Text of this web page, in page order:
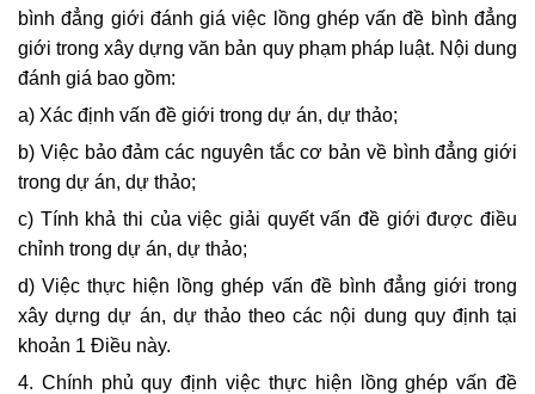
bình đẳng giới đánh giá việc lồng ghép vấn đề bình đẳng
giới trong xây dựng văn bản quy phạm pháp luật. Nội dung
đánh giá bao gồm:
a) Xác định vấn đề giới trong dự án, dự thảo;
b) Việc bảo đảm các nguyên tắc cơ bản về bình đẳng giới
trong dự án, dự thảo;
c) Tính khả thi của việc giải quyết vấn đề giới được điều
chỉnh trong dự án, dự thảo;
d) Việc thực hiện lồng ghép vấn đề bình đẳng giới trong
xây dựng dự án, dự thảo theo các nội dung quy định tại
khoản 1 Điều này.
4. Chính phủ quy định việc thực hiện lồng ghép vấn đề